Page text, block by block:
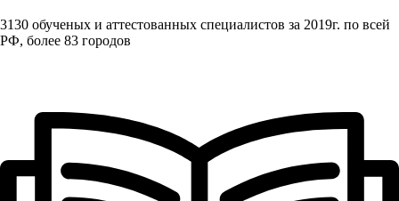
3130 обученых и аттестованных специалистов за 2019г. по всей
РФ, более 83 городов